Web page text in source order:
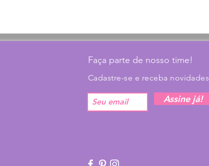
Faça parte de nosso time!
Assine já!
Cadastre-se e receba novidades